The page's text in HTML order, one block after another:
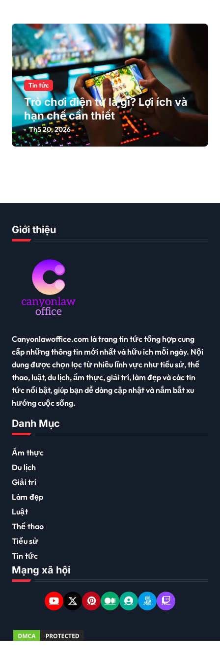
Tin tức
Trò chơi điện tử là gì? Lợi ích và
hạn chế cần thiết
Th5 20, 2026
Giới thiệu
Canyonlawoffice.com là trang tin tức tổng hợp cung
cấp những thông tin mới nhất và hữu ích mỗi ngày. Nội
dung được chọn lọc từ nhiều lĩnh vực như tiểu sử, thể
thao, luật, du lịch, ẩm thực, giải trí, làm đẹp và các tin
tức nổi bật, giúp bạn dễ dàng cập nhật và nắm bắt xu
hướng cuộc sống.
Danh Mục
Ẩm thực
Du lịch
Giải trí
Làm đẹp
Luật
Thể thao
Tiểu sử
Tin tức
Mạng xã hội